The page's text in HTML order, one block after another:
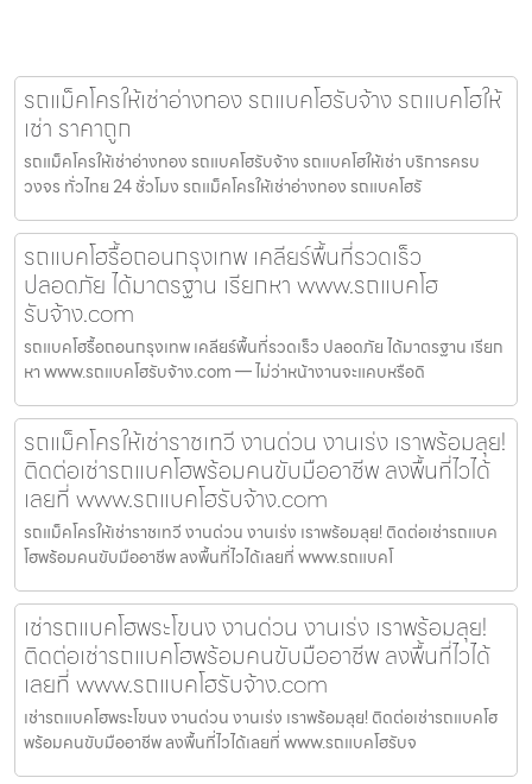
รถแม็คโครให้เช่าอ่างทอง รถแบคโฮรับจ้าง รถแบคโฮให้
เช่า ราคาถูก
รถแม็คโครให้เช่าอ่างทอง รถแบคโฮรับจ้าง รถแบคโฮให้เช่า บริการครบ
วงจร ทั่วไทย 24 ชั่วโมง รถแม็คโครให้เช่าอ่างทอง รถแบคโฮรั
รถแบคโฮรื้อถอนกรุงเทพ เคลียร์พื้นที่รวดเร็ว
ปลอดภัย ได้มาตรฐาน เรียกหา www.รถแบคโฮ
รับจ้าง.com
รถแบคโฮรื้อถอนกรุงเทพ เคลียร์พื้นที่รวดเร็ว ปลอดภัย ได้มาตรฐาน เรียก
หา www.รถแบคโฮรับจ้าง.com — ไม่ว่าหน้างานจะแคบหรือดิ
รถแม็คโครให้เช่าราชเทวี งานด่วน งานเร่ง เราพร้อมลุย!
ติดต่อเช่ารถแบคโฮพร้อมคนขับมืออาชีพ ลงพื้นที่ไวได้
เลยที่ www.รถแบคโฮรับจ้าง.com
รถแม็คโครให้เช่าราชเทวี งานด่วน งานเร่ง เราพร้อมลุย! ติดต่อเช่ารถแบค
โฮพร้อมคนขับมืออาชีพ ลงพื้นที่ไวได้เลยที่ www.รถแบคโ
เช่ารถแบคโฮพระโขนง งานด่วน งานเร่ง เราพร้อมลุย!
ติดต่อเช่ารถแบคโฮพร้อมคนขับมืออาชีพ ลงพื้นที่ไวได้
เลยที่ www.รถแบคโฮรับจ้าง.com
เช่ารถแบคโฮพระโขนง งานด่วน งานเร่ง เราพร้อมลุย! ติดต่อเช่ารถแบคโฮ
พร้อมคนขับมืออาชีพ ลงพื้นที่ไวได้เลยที่ www.รถแบคโฮรับจ